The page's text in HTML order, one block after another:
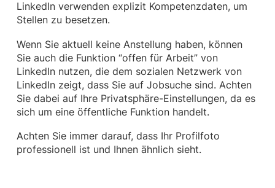
LinkedIn verwenden explizit Kompetenzdaten, um
Stellen zu besetzen.
Wenn Sie aktuell keine Anstellung haben, können
Sie auch die Funktion “offen für Arbeit” von
LinkedIn nutzen, die dem sozialen Netzwerk von
LinkedIn zeigt, dass Sie auf Jobsuche sind. Achten
Sie dabei auf Ihre Privatsphäre-Einstellungen, da es
sich um eine öffentliche Funktion handelt.
Achten Sie immer darauf, dass Ihr Profilfoto
professionell ist und Ihnen ähnlich sieht.